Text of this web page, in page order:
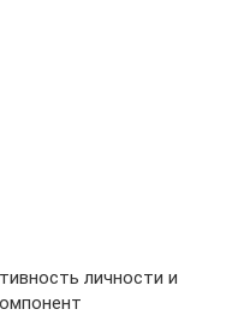
личности и